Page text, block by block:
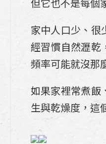
但它也不是每個
家中人口少、很
經習慣自然瀝乾
頻率可能就沒那
如果家裡常煮飯
生與乾燥度，這